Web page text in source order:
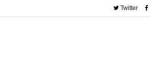
Twitter